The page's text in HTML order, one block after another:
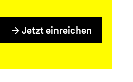
arrow_forward Jetzt einreichen